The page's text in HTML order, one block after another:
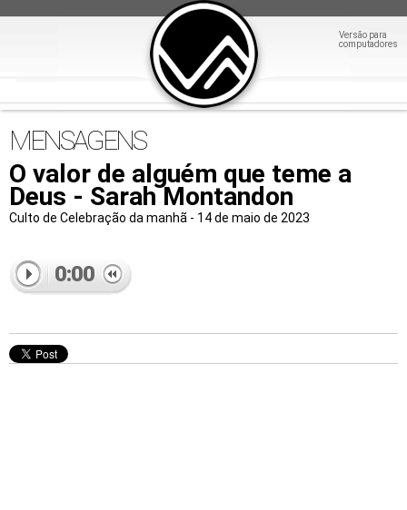
Versão para
computadores
MENSAGENS
O valor de alguém que teme a
Deus - Sarah Montandon
Culto de Celebração da manhã - 14 de maio de 2023
0:00